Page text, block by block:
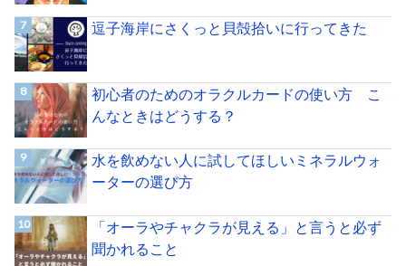
逗子海岸にさくっと貝殻拾いに行ってきた
初心者のためのオラクルカードの使い方 こ
んなときはどうする？
水を飲めない人に試してほしいミネラルウォ
ーターの選び方
「オーラやチャクラが見える」と言うと必ず
聞かれること